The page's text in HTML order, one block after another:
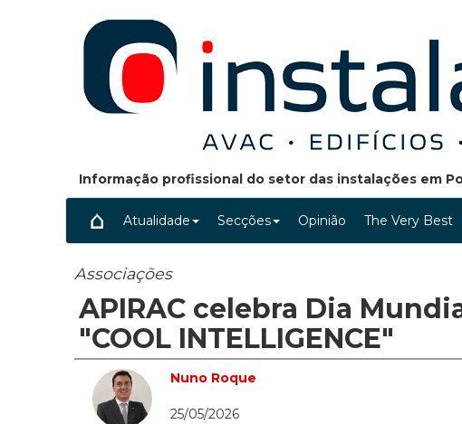
Informação profissional do setor das instalações em
Atualidade Secções Opinião The Very Best
Associações
APIRAC celebra Dia
"COOL INTELLIGENCE"
Nuno Roque
25/05/2026